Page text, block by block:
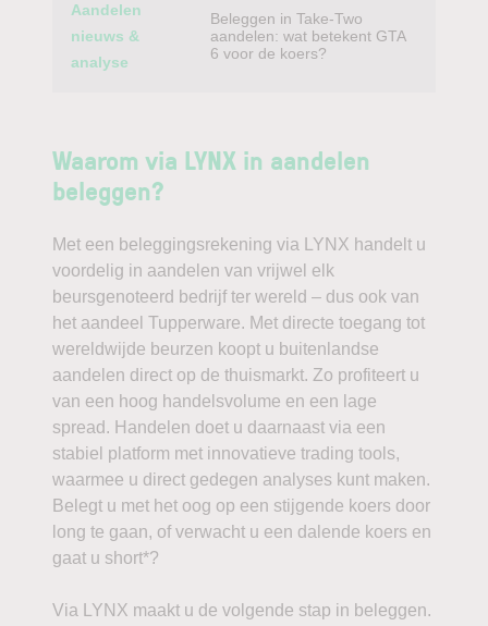
Aandelen
nieuws &
analyse
Beleggen in Take-Two
aandelen: wat betekent GTA
6 voor de koers?
Waarom via LYNX in aandelen
beleggen?
Met een beleggingsrekening via LYNX handelt u
voordelig in aandelen van vrijwel elk
beursgenoteerd bedrijf ter wereld – dus ook van
het aandeel Tupperware. Met directe toegang tot
wereldwijde beurzen koopt u buitenlandse
aandelen direct op de thuismarkt. Zo profiteert u
van een hoog handelsvolume en een lage
spread. Handelen doet u daarnaast via een
stabiel platform met innovatieve trading tools,
waarmee u direct gedegen analyses kunt maken.
Belegt u met het oog op een stijgende koers door
long te gaan, of verwacht u een dalende koers en
gaat u short*?
Via LYNX maakt u de volgende stap in beleggen.